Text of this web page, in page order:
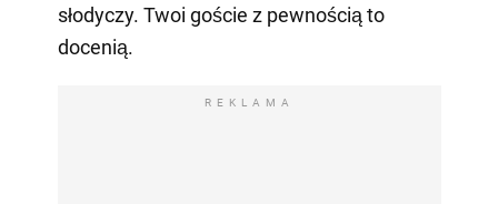
słodyczy. Twoi goście z pewnością to
docenią.
REKLAMA